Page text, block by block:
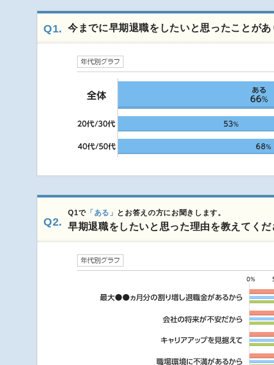
Q1. 今までに早期退職をしたいと思ったことが
Q2.
Q1で「ある」 とお答えの方にお聞きします。
早期退職をしたいと思った理由を教えてくだ